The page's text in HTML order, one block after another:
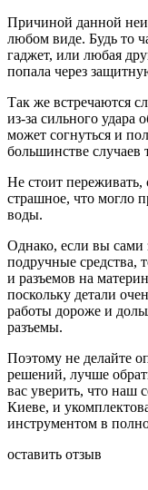
Причиной данной
любом виде. Будь то
гаджет, или любая
попала через
Так же встречаются
из-за сильного удара
может согнуться и
большинстве случаев
Не стоит
страшное, что могло
воды.
Однако, если вы сами
подручные средства,
и разъемов на
поскольку детали
работы дороже и
разъемы.
Поэтому не делайте
решений, лучше
вас уверить, что наш
Киеве, и
инструментом в
оставить отзыв